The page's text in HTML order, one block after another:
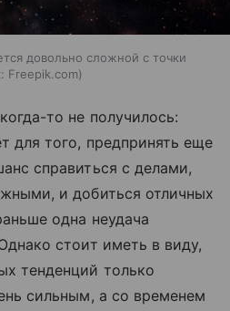
довольно сложной с точки
Freepik.com
то не получилось:
для того, предпринять еще
справиться с делами,
и добиться отличных
одна неудача
стоит иметь в виду,
тенденций только
сильным, а со временем